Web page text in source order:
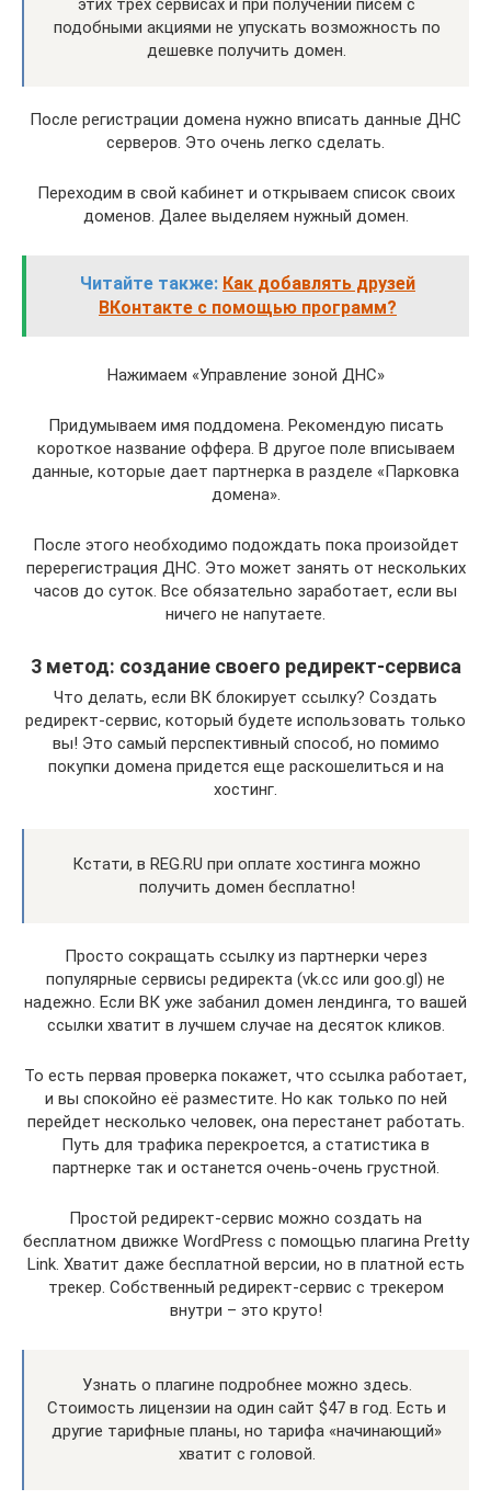
этих трех сервисах и при получении писем с
подобными акциями не упускать возможность по
дешевке получить домен.
После регистрации домена нужно вписать данные ДНС
серверов. Это очень легко сделать.
Переходим в свой кабинет и открываем список своих
доменов. Далее выделяем нужный домен.
Читайте также: Как добавлять друзей
ВКонтакте с помощью программ?
Нажимаем «Управление зоной ДНС»
Придумываем имя поддомена. Рекомендую писать
короткое название оффера. В другое поле вписываем
данные, которые дает партнерка в разделе «Парковка
домена».
После этого необходимо подождать пока произойдет
перерегистрация ДНС. Это может занять от нескольких
часов до суток. Все обязательно заработает, если вы
ничего не напутаете.
3 метод: создание своего редирект-сервиса
Что делать, если ВК блокирует ссылку? Создать
редирект-сервис, который будете использовать только
вы! Это самый перспективный способ, но помимо
покупки домена придется еще раскошелиться и на
хостинг.
Кстати, в REG.RU при оплате хостинга можно
получить домен бесплатно!
Просто сокращать ссылку из партнерки через
популярные сервисы редиректа (vk.cc или goo.gl) не
надежно. Если ВК уже забанил домен лендинга, то вашей
ссылки хватит в лучшем случае на десяток кликов.
То есть первая проверка покажет, что ссылка работает,
и вы спокойно её разместите. Но как только по ней
перейдет несколько человек, она перестанет работать.
Путь для трафика перекроется, а статистика в
партнерке так и останется очень-очень грустной.
Простой редирект-сервис можно создать на
бесплатном движке WordPress с помощью плагина Pretty
Link. Хватит даже бесплатной версии, но в платной есть
трекер. Собственный редирект-сервис с трекером
внутри – это круто!
Узнать о плагине подробнее можно здесь.
Стоимость лицензии на один сайт $47 в год. Есть и
другие тарифные планы, но тарифа «начинающий»
хватит с головой.